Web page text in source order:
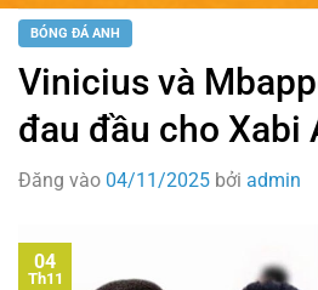
BÓNG ĐÁ ANH
Vinicius và
đau đầu cho Xabi
Đăng vào 04/11/2025 bởi admin
04
Th11